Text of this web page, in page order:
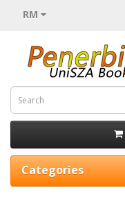
RM
Categories